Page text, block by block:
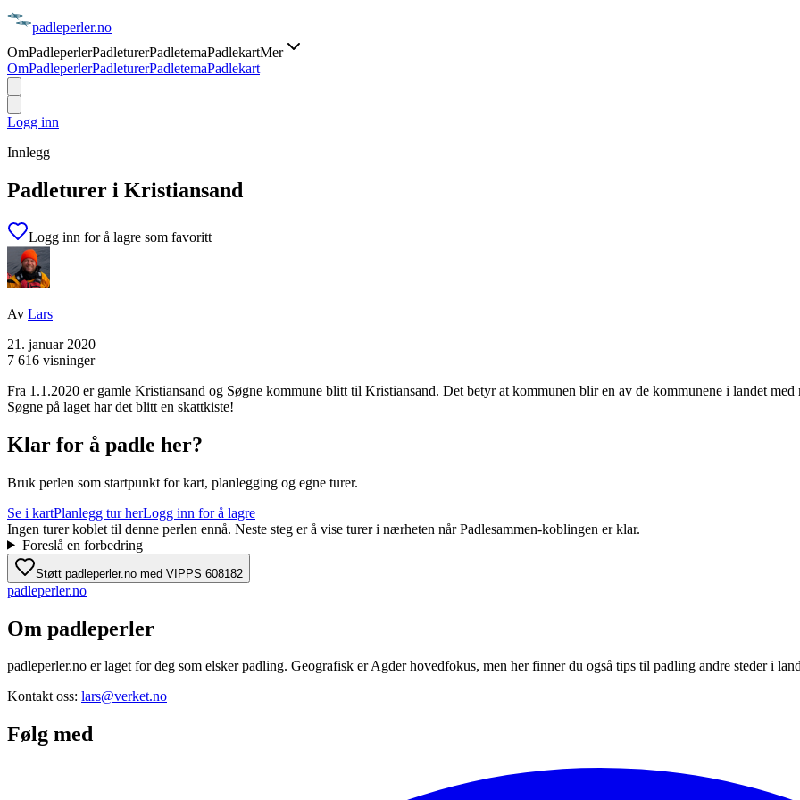
padleperler.no
OmPadleperlerPadleturerPadletemaPadlekartMer
OmPadleperlerPadleturerPadletemaPadlekart
Logg inn
Innlegg
Padleturer i Kristiansand
Logg inn for å lagre som favoritt
Av Lars
21. januar 2020
7 616 visninger
Fra 1.1.2020 er gamle Kristiansand og Søgne kommune blitt til Kristiansand. Det betyr at kommunen blir en av de kommunene i landet
Søgne på laget har det blitt en skattkiste!
Klar for å padle her?
Bruk perlen som startpunkt for kart, planlegging og egne turer.
Se i kartPlanlegg tur herLogg inn for å lagre
Ingen turer koblet til denne perlen ennå. Neste steg er å vise turer i nærheten når Padlesammen-koblingen er klar.
Foreslå en forbedring
Støtt padleperler.no med VIPPS 608182
padleperler.no
Om padleperler
padleperler.no er laget for deg som elsker padling. Geografisk er Agder hovedfokus, men her finner du også tips til padling andre steder i
Kontakt oss: lars@verket.no
Følg med